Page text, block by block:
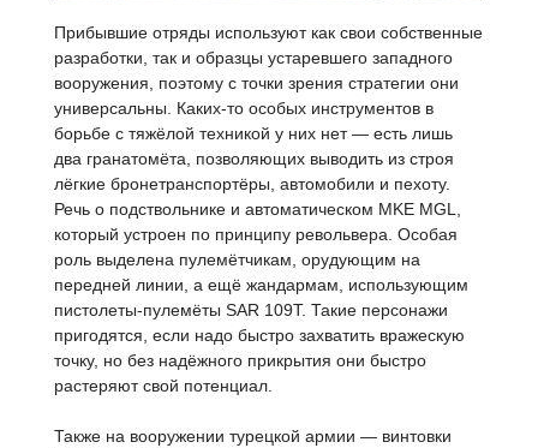
Прибывшие отряды используют как свои собственные
разработки, так и образцы устаревшего западного
вооружения, поэтому с точки зрения стратегии они
универсальны. Каких-то особых инструментов в
борьбе с тяжёлой техникой у них нет — есть лишь
два гранатомёта, позволяющих выводить из строя
лёгкие бронетранспортёры, автомобили и пехоту.
Речь о подствольнике и автоматическом MKE MGL,
который устроен по принципу револьвера. Особая
роль выделена пулемётчикам, орудующим на
передней линии, а ещё жандармам, использующим
пистолеты-пулемёты SAR 109T. Такие персонажи
пригодятся, если надо быстро захватить вражескую
точку, но без надёжного прикрытия они быстро
растеряют свой потенциал.
Также на вооружении турецкой армии — винтовки